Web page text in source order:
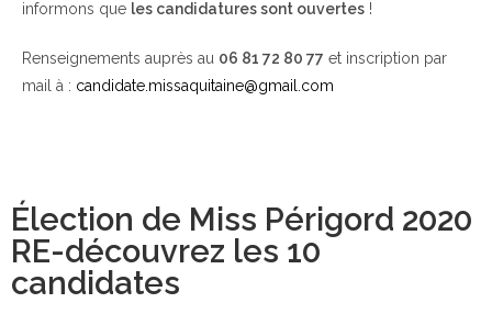
informons que les candidatures sont ouvertes !
Renseignements auprès au 06 81 72 80 77 et inscription par
mail à : candidate.missaquitaine@gmail.com
Élection de Miss Périgord 2020
RE-découvrez les 10
candidates